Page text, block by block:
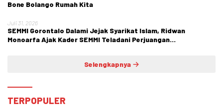
Bone Bolango Rumah Kita
Juli 31, 2026
SEMMI Gorontalo Dalami Jejak Syarikat Islam, Ridwan
Monoarfa Ajak Kader SEMMI Teladani Perjuangan
Selengkapnya
TERPOPULER